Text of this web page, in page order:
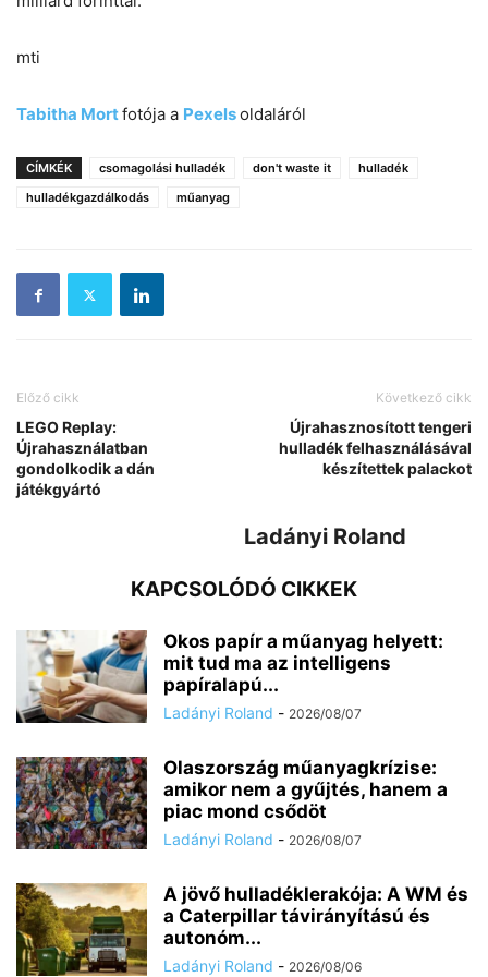
mti
Tabitha Mortfotója a Pexelsoldaláról
CÍMKÉK csomagolási hulladék don't waste it
hulladék
hulladékgazdálkodás
műanyag
Előző cikk
LEGO Replay:
Újrahasználatban
gondolkodik a dán
játékgyártó
Következő cikk
Újrahasznosított tengeri
hulladék felhasználásával
készítettek palackot
Ladányi Roland
KAPCSOLÓDÓ CIKKEK
Okos papír a műanyag helyett:
mit tud ma az intelligens
papíralapú...
Ladányi Roland - 2026/08/07
Olaszország műanyagkrízise:
amikor nem a gyűjtés, hanem a
piac mond csődöt
Ladányi Roland - 2026/08/07
A jövő hulladéklerakója: A WM és
a Caterpillar távirányítású és
autonóm...
Ladányi Roland - 2026/08/06